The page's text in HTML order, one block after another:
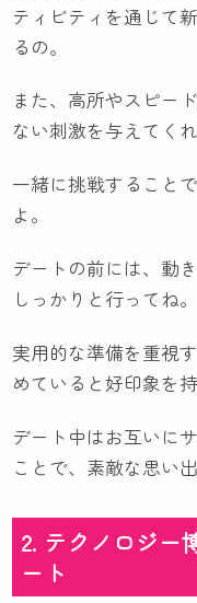
ティビティを通じて
るの。
また、高所やスピー
ない刺激を与えてくれ
一緒に挑戦すること
よ。
デートの前には、動
しっかりと行ってね。
実用的な準備を重視
めていると好印象を持
デート中はお互いに
ことで、素敵な思い
2. テクノロジー
ート